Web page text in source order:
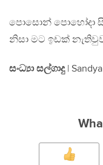
පොසොන් පොහෝදා
නිසා මට ඉඩක්
සංධ්‍යා සල්ගාදු|